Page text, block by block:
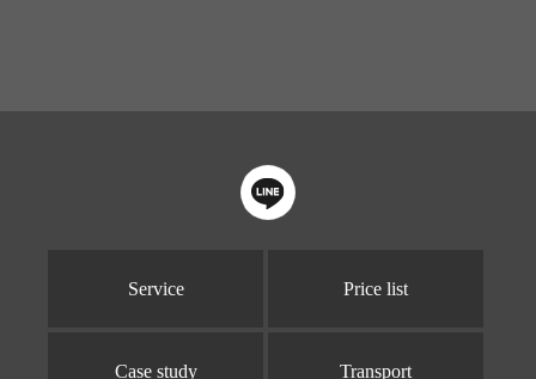
Service Price list
Case study Transport